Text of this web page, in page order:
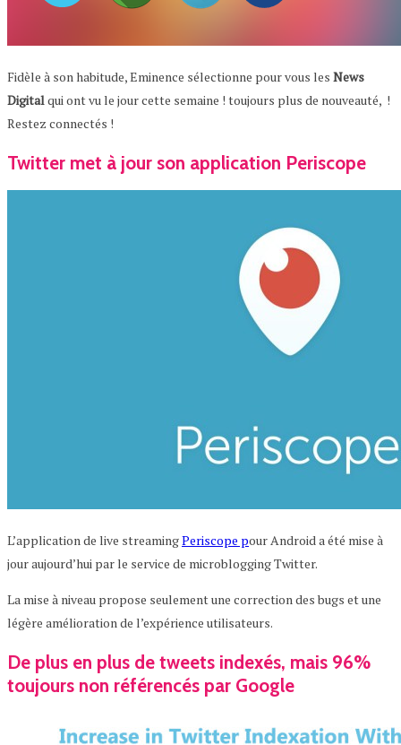
Fidèle à son habitude, Eminence sélectionne pour vous les News
Digitalqui ont vu le jour cette semaine ! toujours plus de nouveauté, !
Restez connectés !
Twitter met à jour son application Periscope
L’application de live streamingPeriscope pour Android a été mise à
jour aujourd’hui par le service de microblogging Twitter.
La mise à niveau propose seulement une correction des bugs et une
légère amélioration de l’expérience utilisateurs.
De plus en plus de tweets indexés, mais 96%
toujours non référencés par Google